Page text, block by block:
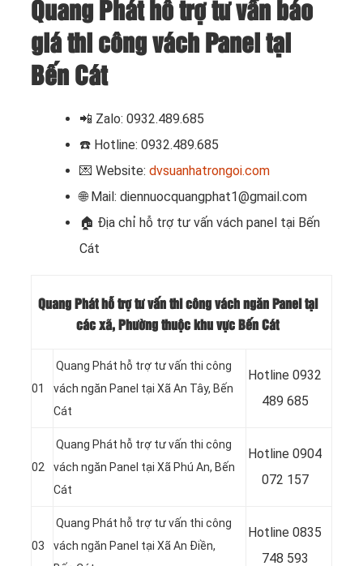
Quang Phát hỗ trợ tư vấn báo
giá thi công vách Panel tại
Bến Cát
📲 Zalo: 0932.489.685
☎️ Hotline: 0932.489.685
💌 Website: dvsuanhatrongoi.com
🌐 Mail: diennuocquangphat1@gmail.com
🏠 Địa chỉ hỗ trợ tư vấn vách panel tại Bến
Cát
Quang Phát hỗ trợ tư vấn thi công vách ngăn Panel tại
các xã, Phường thuộc khu vực Bến Cát
01
Quang Phát hỗ trợ tư vấn thi công
vách ngăn Panel tại Xã An Tây, Bến
Cát
Hotline 0932
489 685
02
Quang Phát hỗ trợ tư vấn thi công
vách ngăn Panel tại Xã Phú An, Bến
Cát
Hotline 0904
072 157
03
Quang Phát hỗ trợ tư vấn thi công
vách ngăn Panel tại Xã An Điền,
Hotline 0835
748 593